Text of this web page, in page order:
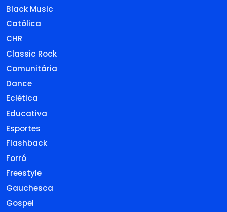
Black Music
Católica
CHR
Classic Rock
Comunitária
Dance
Eclética
Educativa
Esportes
Flashback
Forró
Freestyle
Gauchesca
Gospel